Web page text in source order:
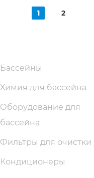
1 2
Бассейны
Химия для бассейна
Оборудование для
бассейна
Фильтры для
Кондиционеры